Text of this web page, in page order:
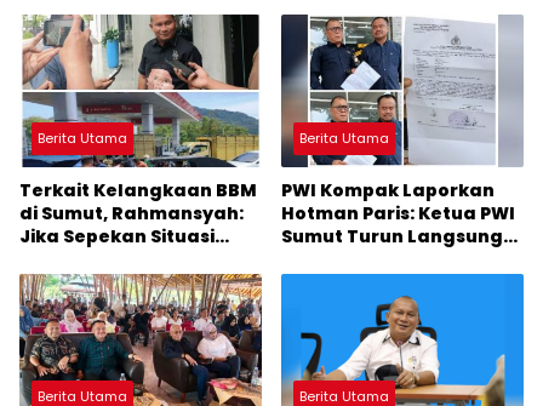
Berita Utama
Terkait Kelangkaan BBM
di Sumut, Rahmansyah:
Jika Sepekan Situasi
Sumut Keluarkan
Rekomendasi
Berita Utama
PWI Kompak Laporkan
Hotman Paris: Ketua PWI
Sumut Turun Langsung
Berita Utama Berita Utama